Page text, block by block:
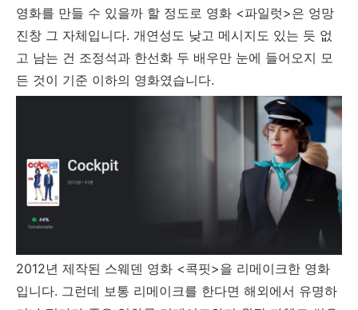
영화를 만들 수 있을까 할 정도로 영화 <파일럿>은 엉망
진창 그 자체입니다. 개연성도 낮고 메시지도 있는 듯 없
고 남는 건 조정석과 한선화 두 배우만 눈에 들어오지 모
든 것이 기준 이하의 영화였습니다.
2012년 제작된 스웨덴 영화 <콕핏>을 리메이크한 영화
입니다. 그런데 보통 리메이크를 한다면 해외에서 유명하